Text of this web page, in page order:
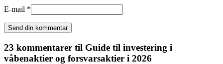
E-mail *
23 kommentarer til Guide til investering i
våbenaktier og forsvarsaktier i 2026